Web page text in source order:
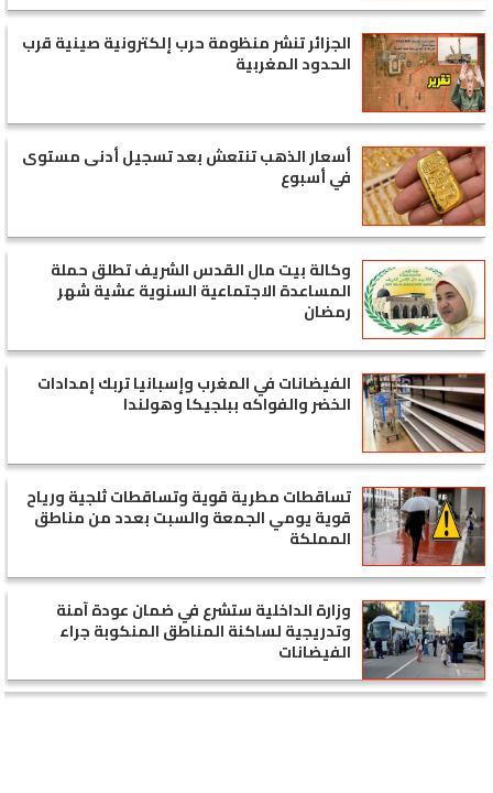
الجزائر تنشر منظومة حرب إلكترونية صينية قرب
الحدود المغربية
أسعار الذهب تنتعش بعد تسجيل أدنى مستوى
في أسبوع
وكالة بيت مال القدس الشريف تطلق حملة
المساعدة الاجتماعية السنوية عشية شهر
رمضان
الفيضانات في المغرب وإسبانيا تربك إمدادات
الخضر والفواكه ببلجيكا وهولندا
تساقطات مطرية قوية وتساقطات ثلجية ورياح
قوية يومي الجمعة والسبت بعدد من مناطق
المملكة
وزارة الداخلية ستشرع في ضمان عودة آمنة
وتدريجية لساكنة المناطق المنكوبة جراء
الفيضانات